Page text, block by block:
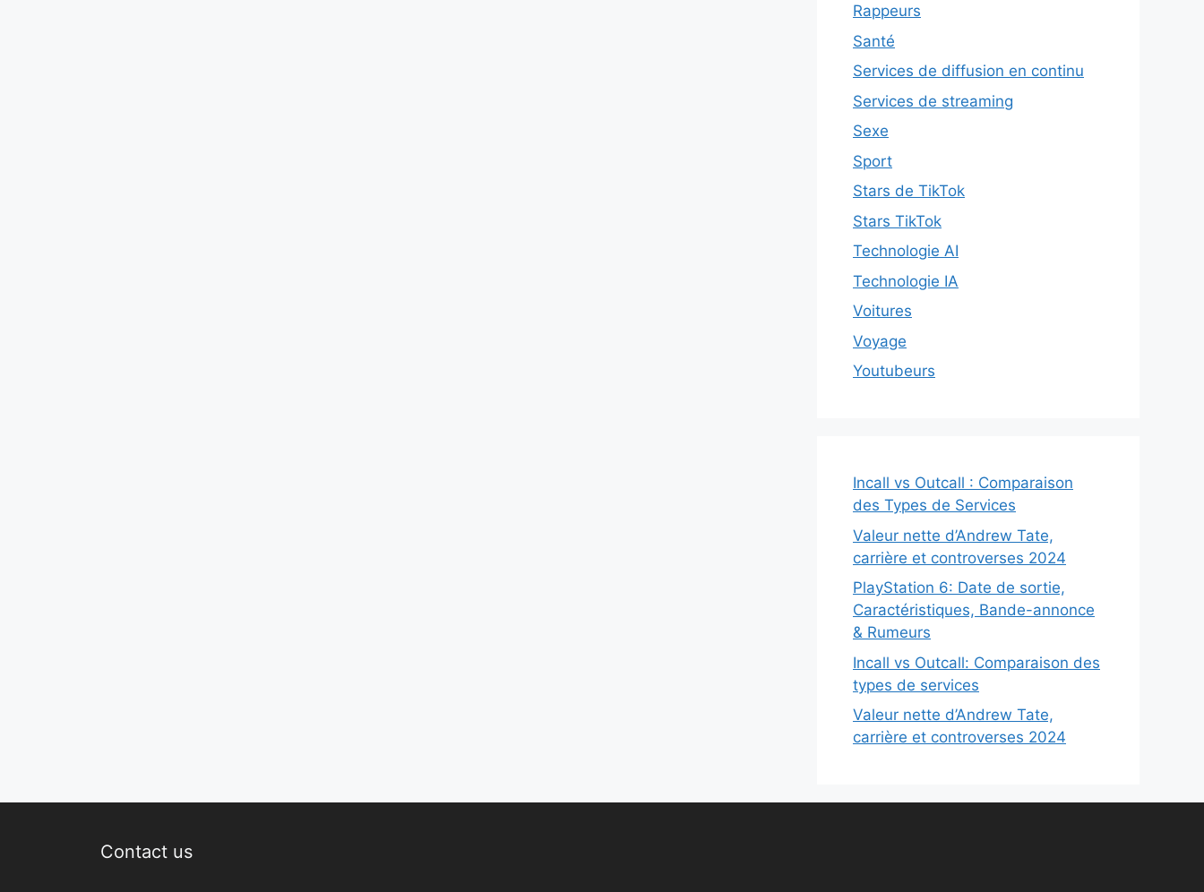
Rappeurs
Santé
Services de diffusion en continu
Services de streaming
Sexe
Sport
Stars de TikTok
Stars TikTok
Technologie AI
Technologie IA
Voitures
Voyage
Youtubeurs
Incall vs Outcall : Comparaison
des Types de Services
Valeur nette d’Andrew Tate,
carrière et controverses 2024
PlayStation 6: Date de sortie,
Caractéristiques, Bande-annonce
& Rumeurs
Incall vs Outcall: Comparaison des
types de services
Valeur nette d’Andrew Tate,
carrière et controverses 2024
Contact us